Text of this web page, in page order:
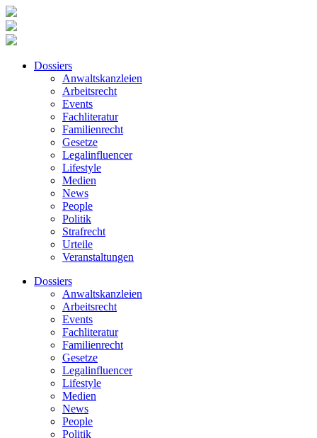
Dossiers
Anwaltskanzleien
Arbeitsrecht
Events
Fachliteratur
Familienrecht
Gesetze
Legalinfluencer
Lifestyle
Medien
News
People
Politik
Strafrecht
Urteile
Veranstaltungen
Dossiers
Anwaltskanzleien
Arbeitsrecht
Events
Fachliteratur
Familienrecht
Gesetze
Legalinfluencer
Lifestyle
Medien
News
People
Politik